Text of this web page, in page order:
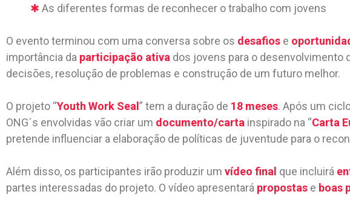
✱ As diferentes formas de reconhecer o trabalho com jovens
O evento terminou com uma conversa sobre os desafios e
importância da participação ativa dos jovens para o desenvolvimento
decisões, resolução de problemas e construção de um futuro melhor.
O projeto “Youth Work Seal ” tem a duração de 18 meses. Após um
ONG´s envolvidas vão criar um documento/carta inspirado na “Carta
pretende influenciar a elaboração de políticas de juventude para o
Além disso, os participantes irão produzir um vídeo final que incluirá
partes interessadas do projeto. O vídeo apresentará propostas e boas